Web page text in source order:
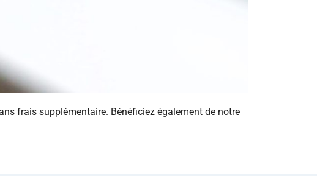
frais supplémentaire. Bénéficiez également de notre